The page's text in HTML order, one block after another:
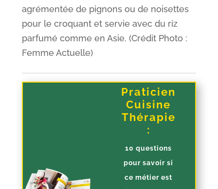
agrémentée de pignons ou de noisettes
pour le croquant et servie avec du riz
parfumé comme en Asie. (Crédit Photo :
Femme Actuelle)
Praticien
Cuisine
Thérapie
:
10 questions
pour savoir si
ce métier est